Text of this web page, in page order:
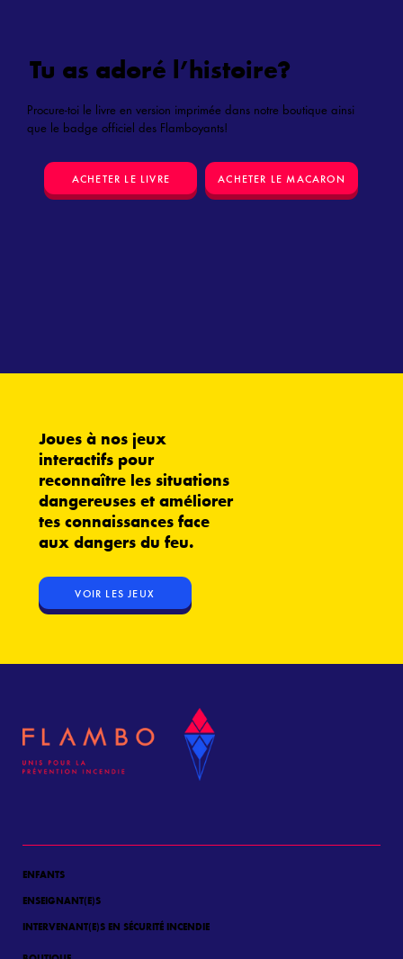
Joues à nos jeux
interactifs pour
reconnaître les situations
dangereuses et améliorer
tes connaissances face
aux dangers du feu.
VOIR LES JEUX
Tu as adoré l’histoire?
Procure-toi le livre en version imprimée dans notre boutique ainsi
que le badge officiel des Flamboyants!
ACHETER LE LIVRE ACHETER LE MACARON
ENFANTS
ENSEIGNANT(E)S
INTERVENANT(E)S EN SÉCURITÉ INCENDIE